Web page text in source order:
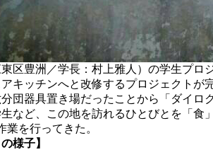
区豊洲／学長：村上雅人）の学生プロ
キッチンへと改修するプロジェクトが
団器具置き場だったことから「ダイロ
など、この地を訪れるひとびとを「食
業を行ってきた。
様子】